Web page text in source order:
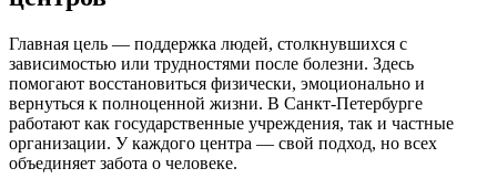
Главная цель — поддержка людей, столкнувшихся с
зависимостью или трудностями после болезни. Здесь
помогают восстановиться физически, эмоционально и
вернуться к полноценной жизни. В Санкт-Петербурге
работают как государственные учреждения, так и частные
организации. У каждого центра — свой подход, но всех
объединяет забота о человеке.